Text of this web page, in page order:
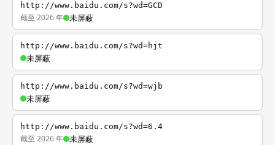
http://www.baidu.com/s?wd=GCD
截至 2026 年 未屏蔽
http://www.baidu.com/s?wd=hjt
未屏蔽
http://www.baidu.com/s?wd=wjb
未屏蔽
http://www.baidu.com/s?wd=6.4
截至 2026 年 未屏蔽